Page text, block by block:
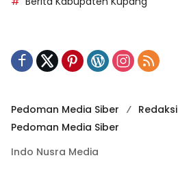
Pedoman Media Siber Redaksi
Pedoman Media Siber
Indo Nusra Media